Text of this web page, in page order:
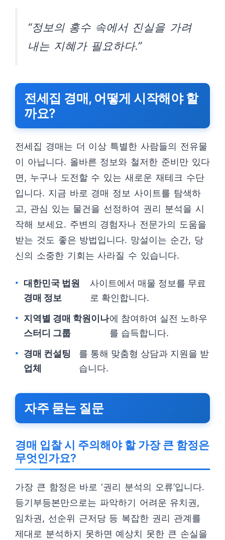
“정보의 홍수 속에서 진실을 가려
내는 지혜가 필요하다.”
전세집 경매, 어떻게 시작해야 할
까요?
전세집 경매는 더 이상 특별한 사람들의 전유물
이 아닙니다. 올바른 정보와 철저한 준비만 있다
면, 누구나 도전할 수 있는 새로운 재테크 수단
입니다. 지금 바로 경매 정보 사이트를 탐색하
고, 관심 있는 물건을 선정하여 권리 분석을 시
작해 보세요. 주변의 경험자나 전문가의 도움을
받는 것도 좋은 방법입니다. 망설이는 순간, 당
신의 소중한 기회는 사라질 수 있습니다.
대한민국 법원
경매 정보
사이트에서 매물 정보를 무료
로 확인합니다.
지역별 경매 학원이나
스터디 그룹
에 참여하여 실전 노하우
를 습득합니다.
경매 컨설팅
업체
를 통해 맞춤형 상담과 지원을 받
습니다.
자주 묻는 질문
경매 입찰 시 주의해야 할 가장 큰 함정은
무엇인가요?
가장 큰 함정은 바로 ‘권리 분석의 오류’입니다.
등기부등본만으로는 파악하기 어려운 유치권,
임차권, 선순위 근저당 등 복잡한 권리 관계를
제대로 분석하지 못하면 예상치 못한 큰 손실을